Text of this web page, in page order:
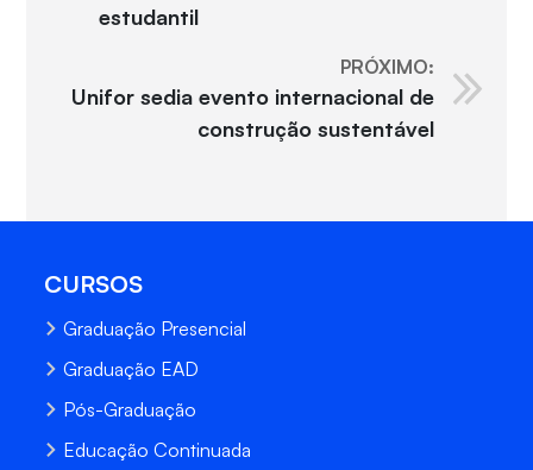
estudantil
PRÓXIMO:
Unifor sedia evento internacional de
construção sustentável
CURSOS
Graduação Presencial
Graduação EAD
Pós-Graduação
Educação Continuada